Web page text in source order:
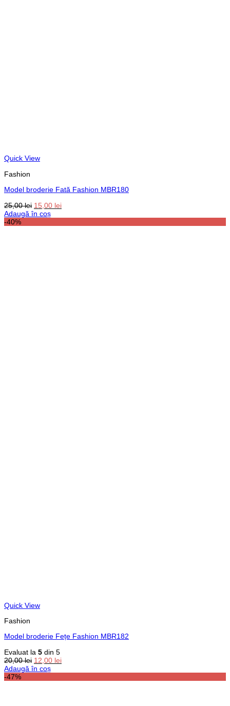
Quick View
Fashion
Model broderie Fată Fashion MBR180
25,00lei Prețul
inițial
15,00 leiPrețul
Adaugă în coș
-40%
Quick View
Fashion
Model broderie Fețe Fashion MBR182
Evaluat la 5 din 5
20,00lei Prețul
inițial
12,00 leiPrețul
Adaugă în coș
-47%